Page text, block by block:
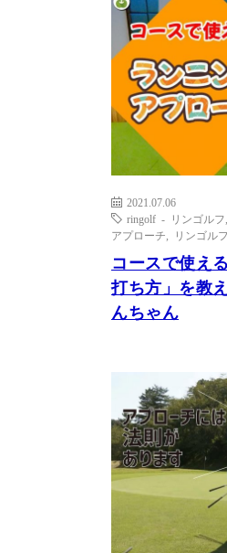
2021.07.06
ringolf - リンゴルフ
アプローチ
リンゴル
コースで使え
打ち方」を教
んちゃん